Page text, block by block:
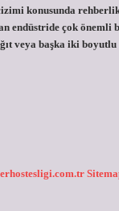
konusunda
endüstride çok
veya başka iki